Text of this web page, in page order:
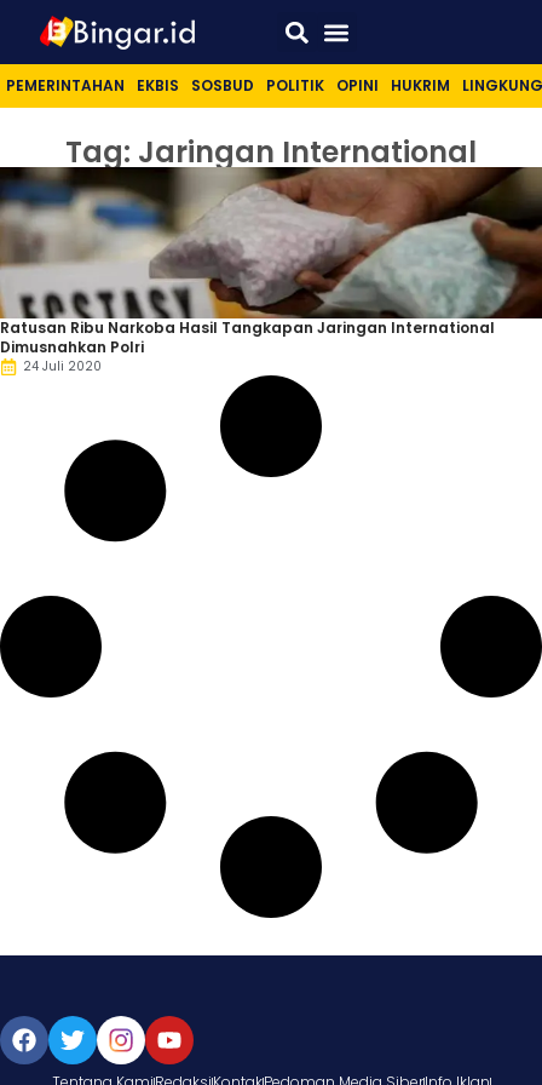
PEMERINTAHAN EKBIS SOSBUD POLITIK OPINI HUKRIM
Tag: Jaringan International
Ratusan Ribu Narkoba Hasil Tangkapan Jaringan International
Dimusnahkan Polri
24 Juli 2020